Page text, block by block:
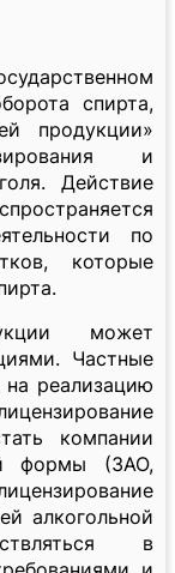
спирта,
продукции»
и
Действие
по
которые
может
Частные
реализацию
компании
формы (ЗАО,
алкогольной
в